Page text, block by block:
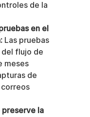
de la
en el
Las pruebas
flujo de
meses
de
la